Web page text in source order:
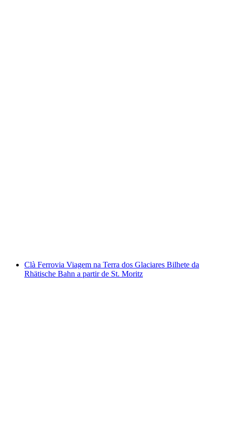
Clà Ferrovia Viagem na Terra dos Glaciares Bilhete da
Rhätische Bahn a partir de St. Moritz